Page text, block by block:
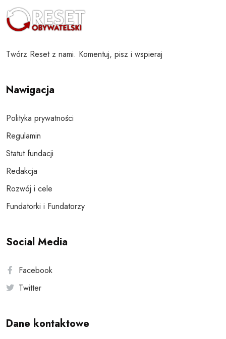
Twórz Reset z nami. Komentuj, pisz i wspieraj
Nawigacja
Polityka prywatności
Regulamin
Statut fundacji
Redakcja
Rozwój i cele
Fundatorki i Fundatorzy
Social Media
Facebook
Twitter
Dane kontaktowe